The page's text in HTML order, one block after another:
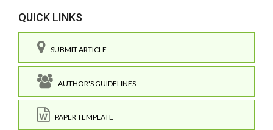
QUICK LINKS
SUBMIT ARTICLE
AUTHOR'S GUIDELINES
PAPER TEMPLATE